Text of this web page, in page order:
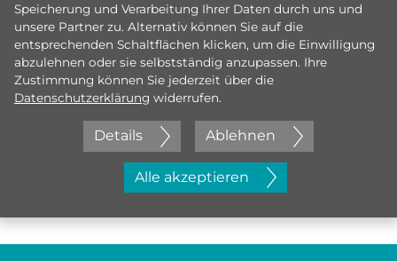
Jetzt initiativ bewerben
Speicherung und Verarbeitung Ihrer Daten durch uns und
unsere Partner zu. Alternativ können Sie auf die
entsprechenden Schaltflächen klicken, um die Einwilligung
abzulehnen oder sie selbstständig anzupassen. Ihre
Zustimmung können Sie jederzeit über die
Datenschutzerklärung widerrufen.
Details Ablehnen
Alle akzeptieren